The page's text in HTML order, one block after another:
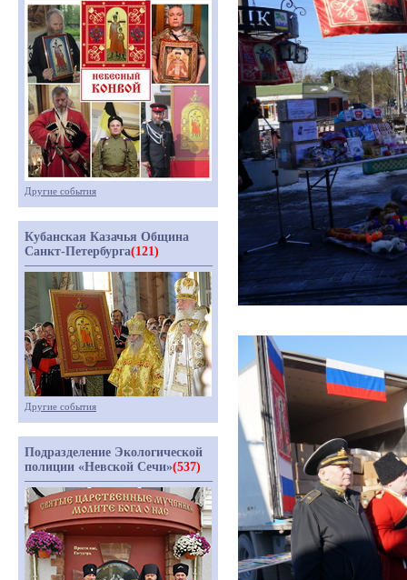
Другие события
Кубанская Казачья Община
Санкт-Петербурга(121)
Другие события
Подразделение Экологической
полиции «Невской Сечи»(537)